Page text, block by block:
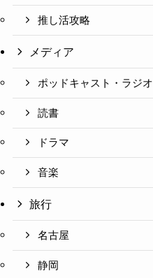
推し活攻略
メディア
ポッドキャスト・ラジオ
読書
ドラマ
音楽
旅行
名古屋
静岡